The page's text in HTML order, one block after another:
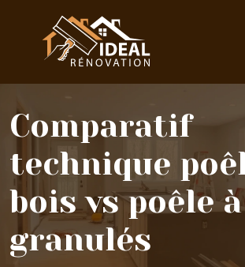
Comparatif
technique
bois vs poêle à
granulés